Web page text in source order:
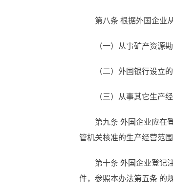
第八条 根据外国企业
（一）从事矿产资源
（二）外国银行设立
（三）从事其它生产
第九条 外国企业应在
管机关核准的生产经营范
第十条 外国企业登记
件，参照本办法第五条 的